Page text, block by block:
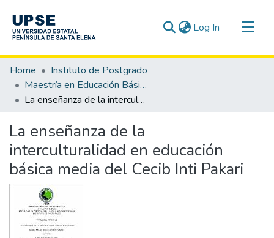
Log In (current)
Communities & Collections
All of DSpace
Statistics
Home
Instituto de Postgrado
Maestría en Educación Básica
La enseñanza de la interculturalidad en educación básica media del Cecib Inti Pakari
La enseñanza de la
interculturalidad en educación
básica media del Cecib Inti Pakari